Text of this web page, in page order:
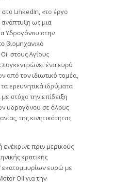
LinkedIn, «το έργο
ανάπτυξη ως μια
Υδρογόνου στην
βιομηχανικό
στους Αγίους
ένα ευρύ
από τον ιδιωτικό τομέα,
ερευνητικά ιδρύματα
με στόχο την επίδειξη
υδρογόνου σε όλους
της κινητικότητας
πριν μερικούς
κρατικής
εκατομμυρίων ευρώ με
Oil για την